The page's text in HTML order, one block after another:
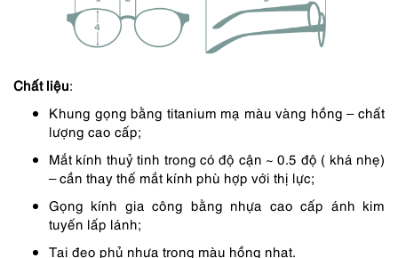
Chất liệu:
Khung gọng bằng titanium mạ màu vàng hồng – chất
lượng cao cấp;
Mắt kính thuỷ tinh trong có độ cận ~ 0.5 độ ( khá nhẹ)
– cần thay thế mắt kính phù hợp với thị lực;
Gọng kính gia công bằng nhựa cao cấp ánh kim
tuyến lấp lánh;
Tai đeo phủ nhựa trong màu hồng nhạt.